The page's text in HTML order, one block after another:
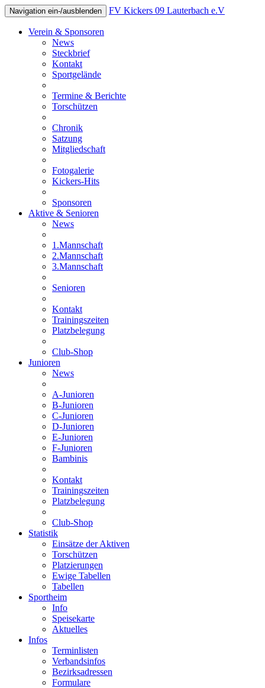
Navigation ein-/ausblenden FV Kickers 09 Lauterbach e.V
Verein & Sponsoren
News
Steckbrief
Kontakt
Sportgelände
Termine & Berichte
Torschützen
Chronik
Satzung
Mitgliedschaft
Fotogalerie
Kickers-Hits
Sponsoren
Aktive & Senioren
News
1.Mannschaft
2.Mannschaft
3.Mannschaft
Senioren
Kontakt
Trainingszeiten
Platzbelegung
Club-Shop
Junioren
News
A-Junioren
B-Junioren
C-Junioren
D-Junioren
E-Junioren
F-Junioren
Bambinis
Kontakt
Trainingszeiten
Platzbelegung
Club-Shop
Statistik
Einsätze der Aktiven
Torschützen
Platzierungen
Ewige Tabellen
Tabellen
Sportheim
Info
Speisekarte
Aktuelles
Infos
Terminlisten
Verbandsinfos
Bezirksadressen
Formulare